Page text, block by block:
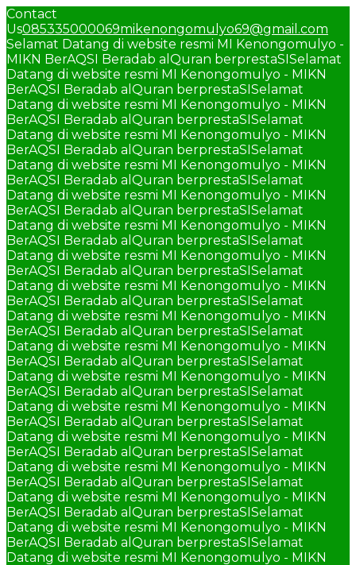
Contact
Us085335000069mikenongomulyo69@gmail.com
Selamat Datang di website resmi MI Kenongomulyo -
MIKN BerAQSI Beradab alQuran berprestaSISelamat
Datang di website resmi MI Kenongomulyo - MIKN
BerAQSI Beradab alQuran berprestaSISelamat
Datang di website resmi MI Kenongomulyo - MIKN
BerAQSI Beradab alQuran berprestaSISelamat
Datang di website resmi MI Kenongomulyo - MIKN
BerAQSI Beradab alQuran berprestaSISelamat
Datang di website resmi MI Kenongomulyo - MIKN
BerAQSI Beradab alQuran berprestaSISelamat
Datang di website resmi MI Kenongomulyo - MIKN
BerAQSI Beradab alQuran berprestaSISelamat
Datang di website resmi MI Kenongomulyo - MIKN
BerAQSI Beradab alQuran berprestaSISelamat
Datang di website resmi MI Kenongomulyo - MIKN
BerAQSI Beradab alQuran berprestaSISelamat
Datang di website resmi MI Kenongomulyo - MIKN
BerAQSI Beradab alQuran berprestaSISelamat
Datang di website resmi MI Kenongomulyo - MIKN
BerAQSI Beradab alQuran berprestaSISelamat
Datang di website resmi MI Kenongomulyo - MIKN
BerAQSI Beradab alQuran berprestaSISelamat
Datang di website resmi MI Kenongomulyo - MIKN
BerAQSI Beradab alQuran berprestaSISelamat
Datang di website resmi MI Kenongomulyo - MIKN
BerAQSI Beradab alQuran berprestaSISelamat
Datang di website resmi MI Kenongomulyo - MIKN
BerAQSI Beradab alQuran berprestaSISelamat
Datang di website resmi MI Kenongomulyo - MIKN
BerAQSI Beradab alQuran berprestaSISelamat
Datang di website resmi MI Kenongomulyo - MIKN
BerAQSI Beradab alQuran berprestaSISelamat
Datang di website resmi MI Kenongomulyo - MIKN
BerAQSI Beradab alQuran berprestaSISelamat
Datang di website resmi MI Kenongomulyo - MIKN